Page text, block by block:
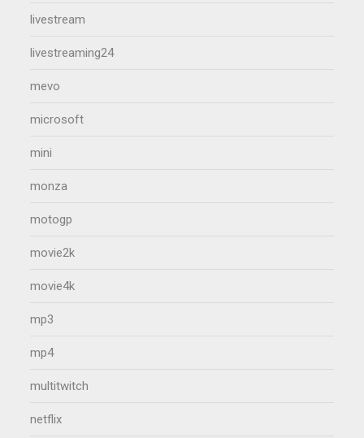
livestream
livestreaming24
mevo
microsoft
mini
monza
motogp
movie2k
movie4k
mp3
mp4
multitwitch
netflix